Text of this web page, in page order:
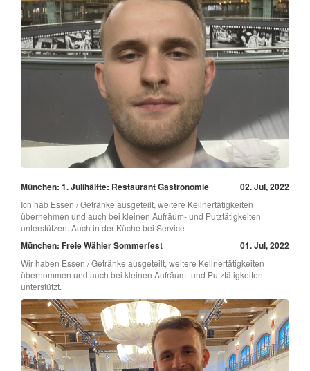
München: 1. Julihälfte: Restaurant Gastronomie 02. Jul, 2022
Ich hab Essen / Getränke ausgeteilt, weitere Kellnertätigkeiten
übernehmen und auch bei kleinen Aufräum- und Putztätigkeiten
unterstützen. Auch in der Küche bei Service
München: Freie Wähler Sommerfest 01. Jul, 2022
Wir haben Essen / Getränke ausgeteilt, weitere Kellnertätigkeiten
übernommen und auch bei kleinen Aufräum- und Putztätigkeiten
unterstützt.